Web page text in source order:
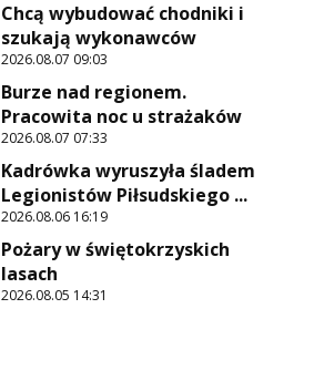
Chcą wybudować chodniki i
szukają wykonawców
2026.08.07 09:03
Burze nad regionem.
Pracowita noc u strażaków
2026.08.07 07:33
Kadrówka wyruszyła śladem
Legionistów Piłsudskiego ...
2026.08.06 16:19
Pożary w świętokrzyskich
lasach
2026.08.05 14:31